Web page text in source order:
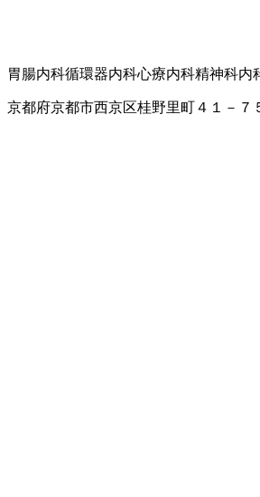
胃腸内科循環器内科心療内科精神科内
京都府京都市西京区桂野里町４１－７